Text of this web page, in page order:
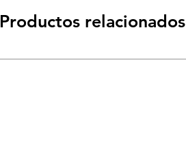
Productos relacionados